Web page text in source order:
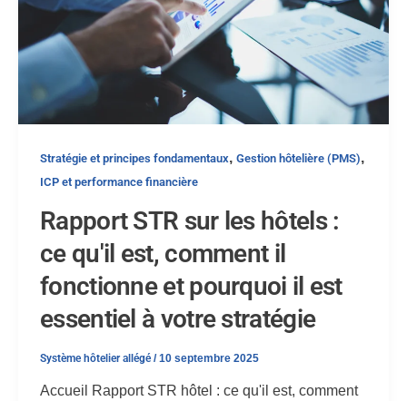
Stratégie et principes fondamentaux, Gestion hôtelière (PMS),
ICP et performance financière
Rapport STR sur les hôtels :
ce qu'il est, comment il
fonctionne et pourquoi il est
essentiel à votre stratégie
Système hôtelier allégé /10 septembre 2025
Accueil Rapport STR hôtel : ce qu'il est, comment